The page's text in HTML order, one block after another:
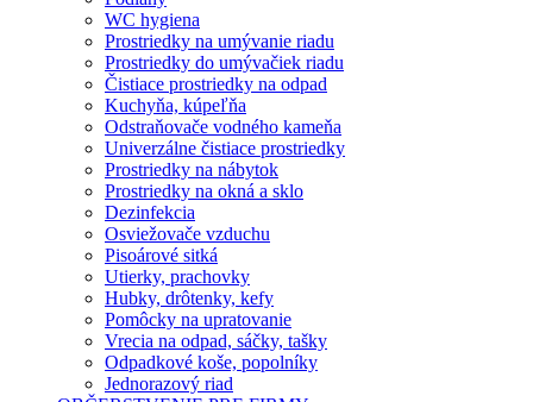
WC hygiena
Prostriedky na umývanie riadu
Prostriedky do umývačiek riadu
Čistiace prostriedky na odpad
Kuchyňa, kúpeľňa
Odstraňovače vodného kameňa
Univerzálne čistiace prostriedky
Prostriedky na nábytok
Prostriedky na okná a sklo
Dezinfekcia
Osviežovače vzduchu
Pisoárové sitká
Utierky, prachovky
Hubky, drôtenky, kefy
Pomôcky na upratovanie
Vrecia na odpad, sáčky, tašky
Odpadkové koše, popolníky
Jednorazový riad